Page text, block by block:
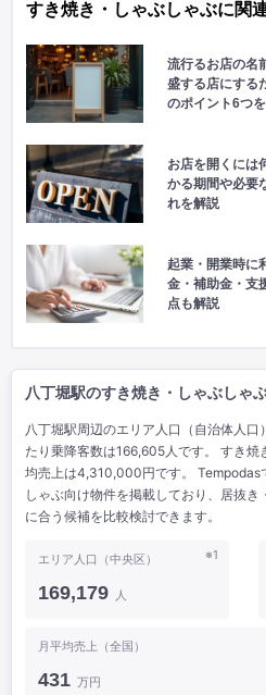
すき焼き・しゃぶしゃぶに関
流行るお店の名
盛する店にする
のポイント6つ
お店を開くには
かる期間や必要
れを解説
起業・開業時に
金・補助金・支
点も解説
八丁堀駅のすき焼き・しゃぶしゃ
八丁堀駅周辺のエリア人口（自治体人口
たり乗降客数は166,605人です。 すき
均売上は4,310,000円です。 Tempodas
しゃぶ向け物件を掲載しており、居抜
に合う候補を比較検討できます。
※1
エリア人口（中央区）
169,179 人
月平均売上（全国）
431 万円